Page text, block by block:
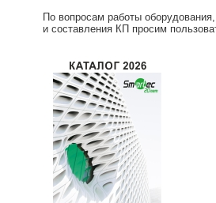
По вопросам работы
и составления КП просим